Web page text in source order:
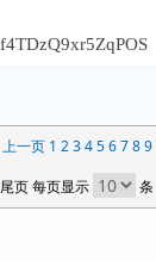
上一页 1 2 3 4 5 6 7 8 9
尾页 每页显示
条